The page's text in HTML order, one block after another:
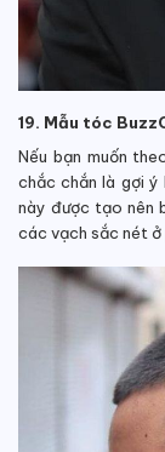
19. Mẫu tóc
Nếu bạn muốn
chắc chắn là gợi ý
này được tạo nên
các vạch sắc nét ở